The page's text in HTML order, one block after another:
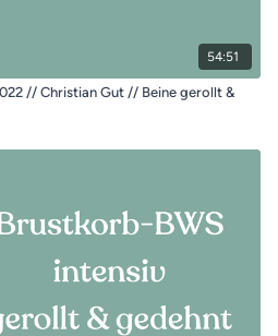
54:51
// Christian Gut // Beine gerollt &